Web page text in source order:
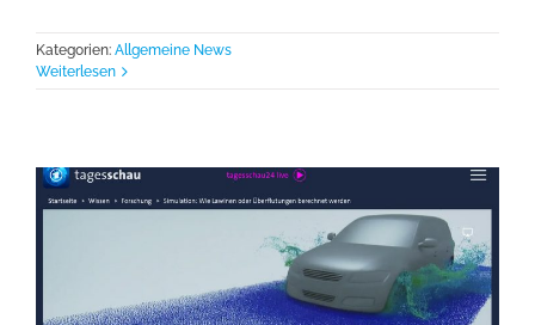
Kategorien: Allgemeine News
Weiterlesen